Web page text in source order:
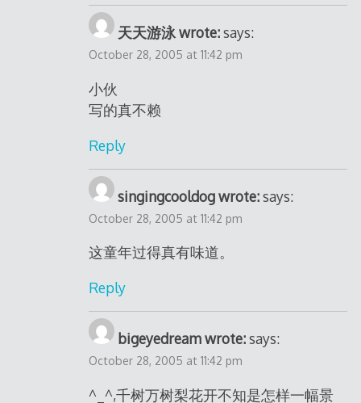
天天游泳 wrote: says:
October 28, 2005 at 11:42 pm
小伙
写的真不赖
Reply
singingcooldog wrote: says:
October 28, 2005 at 11:42 pm
这童年过得真有味道。
Reply
bigeyedream wrote: says:
October 28, 2005 at 11:42 pm
^_^,千树万树梨花开不知是怎样一幅景